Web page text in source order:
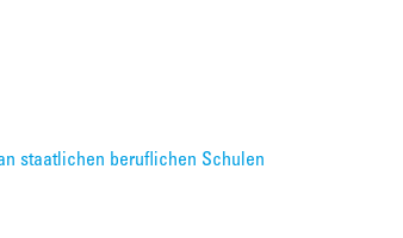
staatlichen beruflichen Schulen